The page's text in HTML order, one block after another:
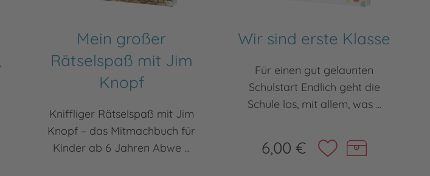
Mein großer
Rätselspaß mit Jim
Knopf
Kniffliger Rätselspaß mit Jim
Knopf – das Mitmachbuch für
Kinder ab 6 Jahren Abwe ...
Wir sind erste Klasse
Für einen gut gelaunten
Schulstart Endlich geht die
Schule los, mit allem, was ...
6,00 €